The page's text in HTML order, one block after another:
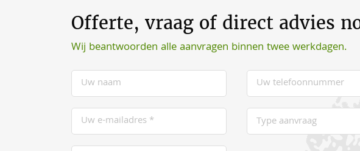
Offerte, vraag of direct advies
Wij beantwoorden alle aanvragen binnen twee werkdagen.